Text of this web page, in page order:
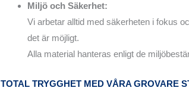
Miljö och Säkerhet:
Vi arbetar alltid med säkerheten i fokus
det är möjligt.
Alla material hanteras enligt de
TOTAL TRYGGHET MED VÅRA GROVARE